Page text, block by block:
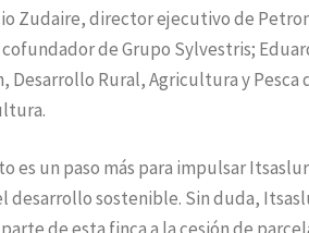
Zudaire, director ejecutivo de
de Grupo Sylvestris;
Desarrollo Rural, Agricultura y Pesca
es un paso más para impulsar Itsaslur
desarrollo sostenible. Sin duda,